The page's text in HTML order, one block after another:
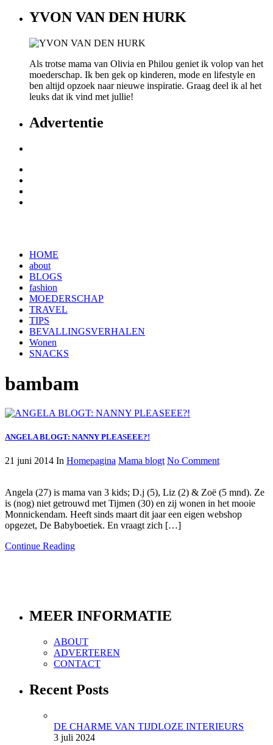
YVON VAN DEN HURK
Als trotse mama van Olivia en Philou geniet ik volop van het
moederschap. Ik ben gek op kinderen, mode en lifestyle en
ben altijd opzoek naar nieuwe inspiratie. Graag deel ik al het
leuks dat ik vind met jullie!
Advertentie
HOME
about
BLOGS
fashion
MOEDERSCHAP
TRAVEL
TIPS
BEVALLINGSVERHALEN
Wonen
SNACKS
bambam
ANGELA BLOGT: NANNY PLEASEEE?!
21 juni 2014 In Homepagina Mama blogt No Comment
Angela (27) is mama van 3 kids; D.j (5), Liz (2) & Zoë (5 mnd). Ze
is (nog) niet getrouwd met Tijmen (30) en zij wonen in het mooie
Monnickendam. Heeft sinds maart dit jaar een eigen webshop
opgezet, De Babyboetiek. En vraagt zich […]
Continue Reading
MEER INFORMATIE
ABOUT
ADVERTEREN
CONTACT
Recent Posts
DE CHARME VAN TIJDLOZE INTERIEURS
3 juli 2024